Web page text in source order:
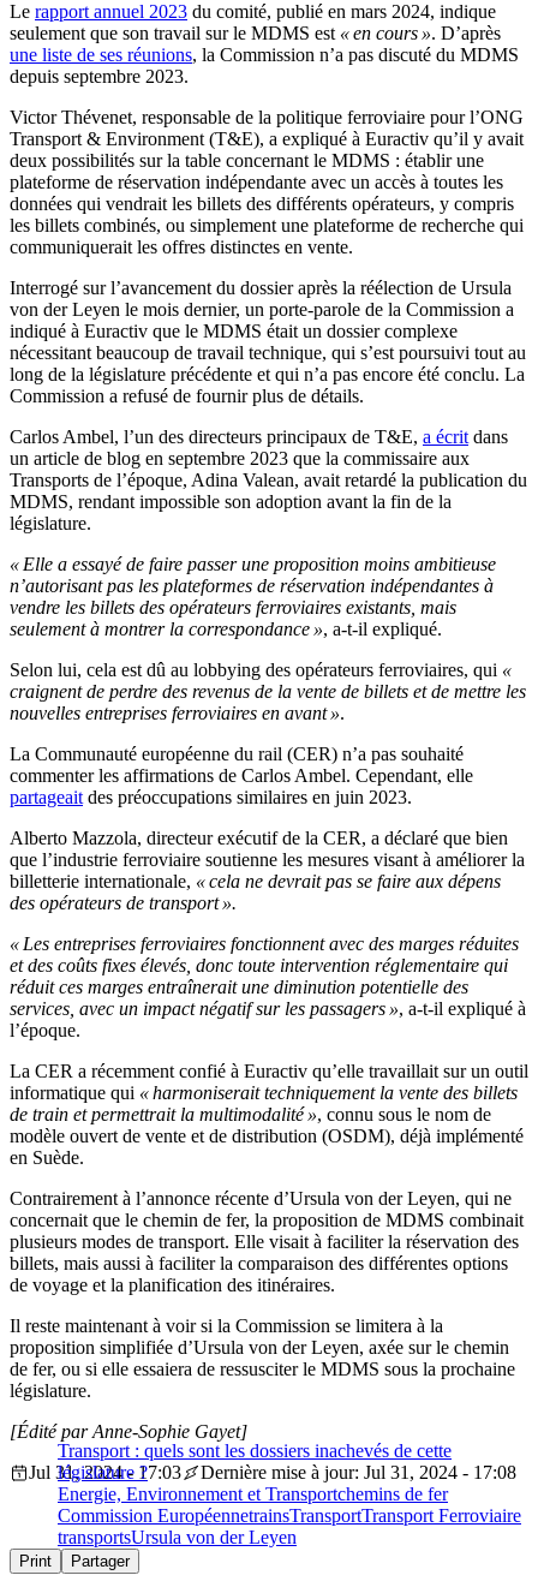
Le rapport annuel 2023 du comité, publié en mars 2024, indique
seulement que son travail sur le MDMS est « en cours ». D’après
une liste de ses réunions, la Commission n’a pas discuté du MDMS
depuis septembre 2023.
Victor Thévenet, responsable de la politique ferroviaire pour l’ONG
Transport & Environment (T&E), a expliqué à Euractiv qu’il y avait
deux possibilités sur la table concernant le MDMS : établir une
plateforme de réservation indépendante avec un accès à toutes les
données qui vendrait les billets des différents opérateurs, y compris
les billets combinés, ou simplement une plateforme de recherche qui
communiquerait les offres distinctes en vente.
Interrogé sur l’avancement du dossier après la réélection de Ursula
von der Leyen le mois dernier, un porte-parole de la Commission a
indiqué à Euractiv que le MDMS était un dossier complexe
nécessitant beaucoup de travail technique, qui s’est poursuivi tout au
long de la législature précédente et qui n’a pas encore été conclu. La
Commission a refusé de fournir plus de détails.
Carlos Ambel, l’un des directeurs principaux de T&E, a écrit dans
un article de blog en septembre 2023 que la commissaire aux
Transports de l’époque, Adina Valean, avait retardé la publication du
MDMS, rendant impossible son adoption avant la fin de la
législature.
« Elle a essayé de faire passer une proposition moins ambitieuse
n’autorisant pas les plateformes de réservation indépendantes à
vendre les billets des opérateurs ferroviaires existants, mais
seulement à montrer la correspondance », a-t-il expliqué.
Selon lui, cela est dû au lobbying des opérateurs ferroviaires, qui «
craignent de perdre des revenus de la vente de billets et de mettre les
nouvelles entreprises ferroviaires en avant ».
La Communauté européenne du rail (CER) n’a pas souhaité
commenter les affirmations de Carlos Ambel. Cependant, elle
partageait des préoccupations similaires en juin 2023.
Alberto Mazzola, directeur exécutif de la CER, a déclaré que bien
que l’industrie ferroviaire soutienne les mesures visant à améliorer la
billetterie internationale, « cela ne devrait pas se faire aux dépens
des opérateurs de transport ».
« Les entreprises ferroviaires fonctionnent avec des marges réduites
et des coûts fixes élevés, donc toute intervention réglementaire qui
réduit ces marges entraînerait une diminution potentielle des
services, avec un impact négatif sur les passagers », a-t-il expliqué à
l’époque.
La CER a récemment confié à Euractiv qu’elle travaillait sur un outil
informatique qui « harmoniserait techniquement la vente des billets
de train et permettrait la multimodalité », connu sous le nom de
modèle ouvert de vente et de distribution (OSDM), déjà implémenté
en Suède.
Contrairement à l’annonce récente d’Ursula von der Leyen, qui ne
concernait que le chemin de fer, la proposition de MDMS combinait
plusieurs modes de transport. Elle visait à faciliter la réservation des
billets, mais aussi à faciliter la comparaison des différentes options
de voyage et la planification des itinéraires.
Il reste maintenant à voir si la Commission se limitera à la
proposition simplifiée d’Ursula von der Leyen, axée sur le chemin
de fer, ou si elle essaiera de ressusciter le MDMS sous la prochaine
législature.
Transport : quels sont les dossiers inachevés de cette
législature ?
[Édité par Anne-Sophie Gayet]
Jul 31, 2024 - 17:03
Dernière mise à jour: Jul 31, 2024 - 17:08
Energie, Environnement et Transportchemins de fer
Commission EuropéennetrainsTransportTransport Ferroviaire
transportsUrsula von der Leyen
Print Partager